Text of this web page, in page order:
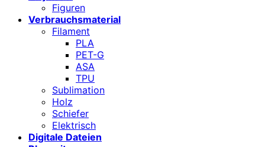
Figuren
Verbrauchsmaterial
Filament
PLA
PET-G
ASA
TPU
Sublimation
Holz
Schiefer
Elektrisch
Digitale Dateien